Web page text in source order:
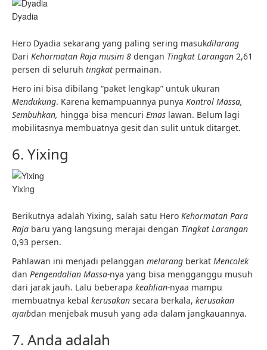
Dyadia
Hero Dyadia sekarang yang paling sering masukdilarang
Dari Kehormatan Raja musim 8 dengan Tingkat Larangan 2,61
persen di seluruh tingkat permainan.
Hero ini bisa dibilang “paket lengkap” untuk ukuran
Mendukung. Karena kemampuannya punya Kontrol Massa,
Sembuhkan, hingga bisa mencuri Emas lawan. Belum lagi
mobilitasnya membuatnya gesit dan sulit untuk ditarget.
6. Yixing
Yixing
Berikutnya adalah Yixing, salah satu Hero Kehormatan Para
Raja baru yang langsung merajai dengan Tingkat Larangan
0,93 persen.
Pahlawan ini menjadi pelanggan melarang berkat Mencolek
dan Pengendalian Massa-nya yang bisa mengganggu musuh
dari jarak jauh. Lalu beberapa keahlian-nyaa mampu
membuatnya kebal kerusakan secara berkala, kerusakan
ajaibdan menjebak musuh yang ada dalam jangkauannya.
7. Anda adalah